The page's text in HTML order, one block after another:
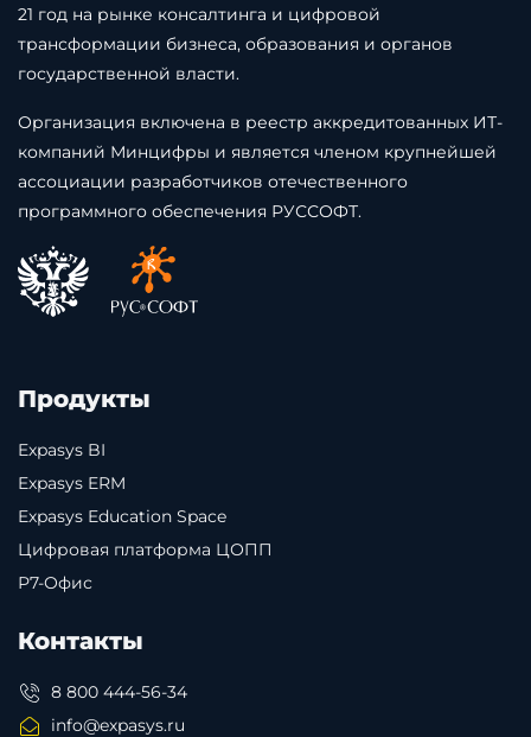
21 год на рынке консалтинга и цифровой
трансформации бизнеса, образования и органов
государственной власти.
Организация включена в реестр аккредитованных ИТ-
компаний Минцифры и является членом крупнейшей
ассоциации разработчиков отечественного
программного обеспечения РУССОФТ.
Продукты
Expasys BI
Expasys ERM
Expasys Education Space
Цифровая платформа ЦОПП
Р7-Офис
Контакты
8 800 444-56-34
info@expasys.ru